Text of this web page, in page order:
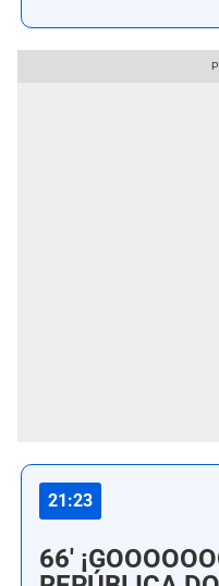
21:23
66'